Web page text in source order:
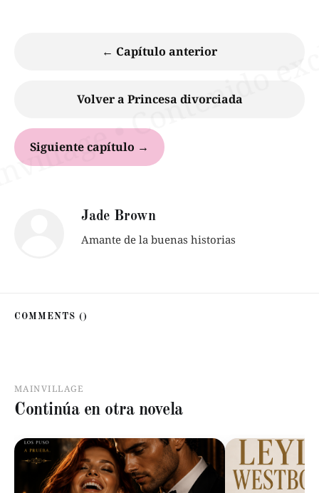
← Capítulo anterior
Volver a Princesa divorciada
Siguiente capítulo →
Jade Brown
Amante de la buenas historias
COMMENTS ()
MAINVILLAGE
Continúa en otra novela